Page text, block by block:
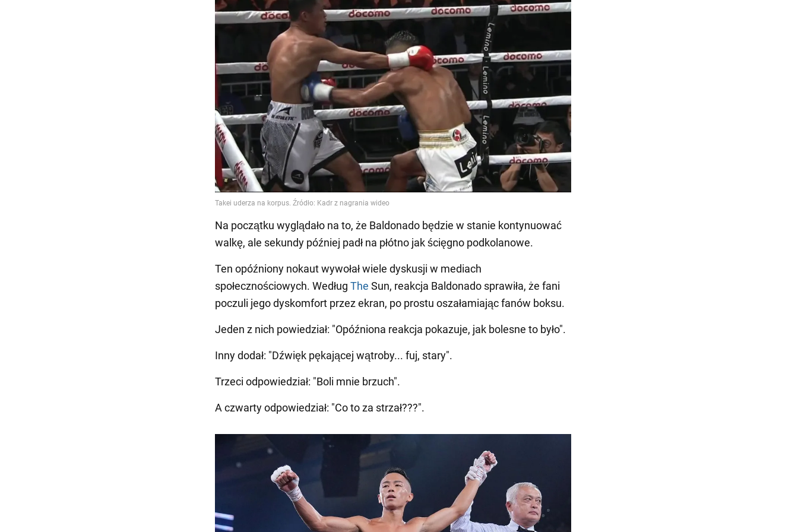
Na początku wyglądało na to, że Baldonado będzie w stanie kontynuować
walkę, ale sekundy później padł na płótno jak ścięgno podkolanowe.
Ten opóźniony nokaut wywołał wiele dyskusji w mediach
społecznościowych. Według The Sun, reakcja Baldonado sprawiła, że fani
poczuli jego dyskomfort przez ekran, po prostu oszałamiając fanów boksu.
Jeden z nich powiedział: "Opóźniona reakcja pokazuje, jak bolesne to było".
Inny dodał: "Dźwięk pękającej wątroby... fuj, stary".
Trzeci odpowiedział: "Boli mnie brzuch".
A czwarty odpowiedział: "Co to za strzał???".